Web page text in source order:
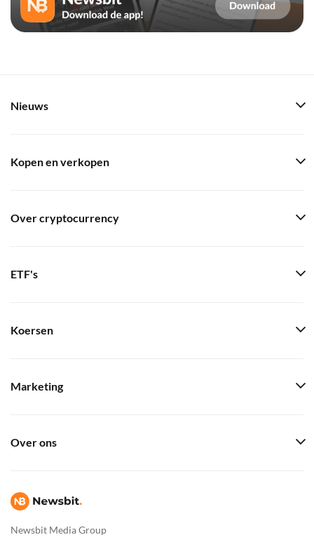
Newsbit Media Group
Nieuws
Kopen en verkopen
Over cryptocurrency
ETF's
Koersen
Marketing
Over ons